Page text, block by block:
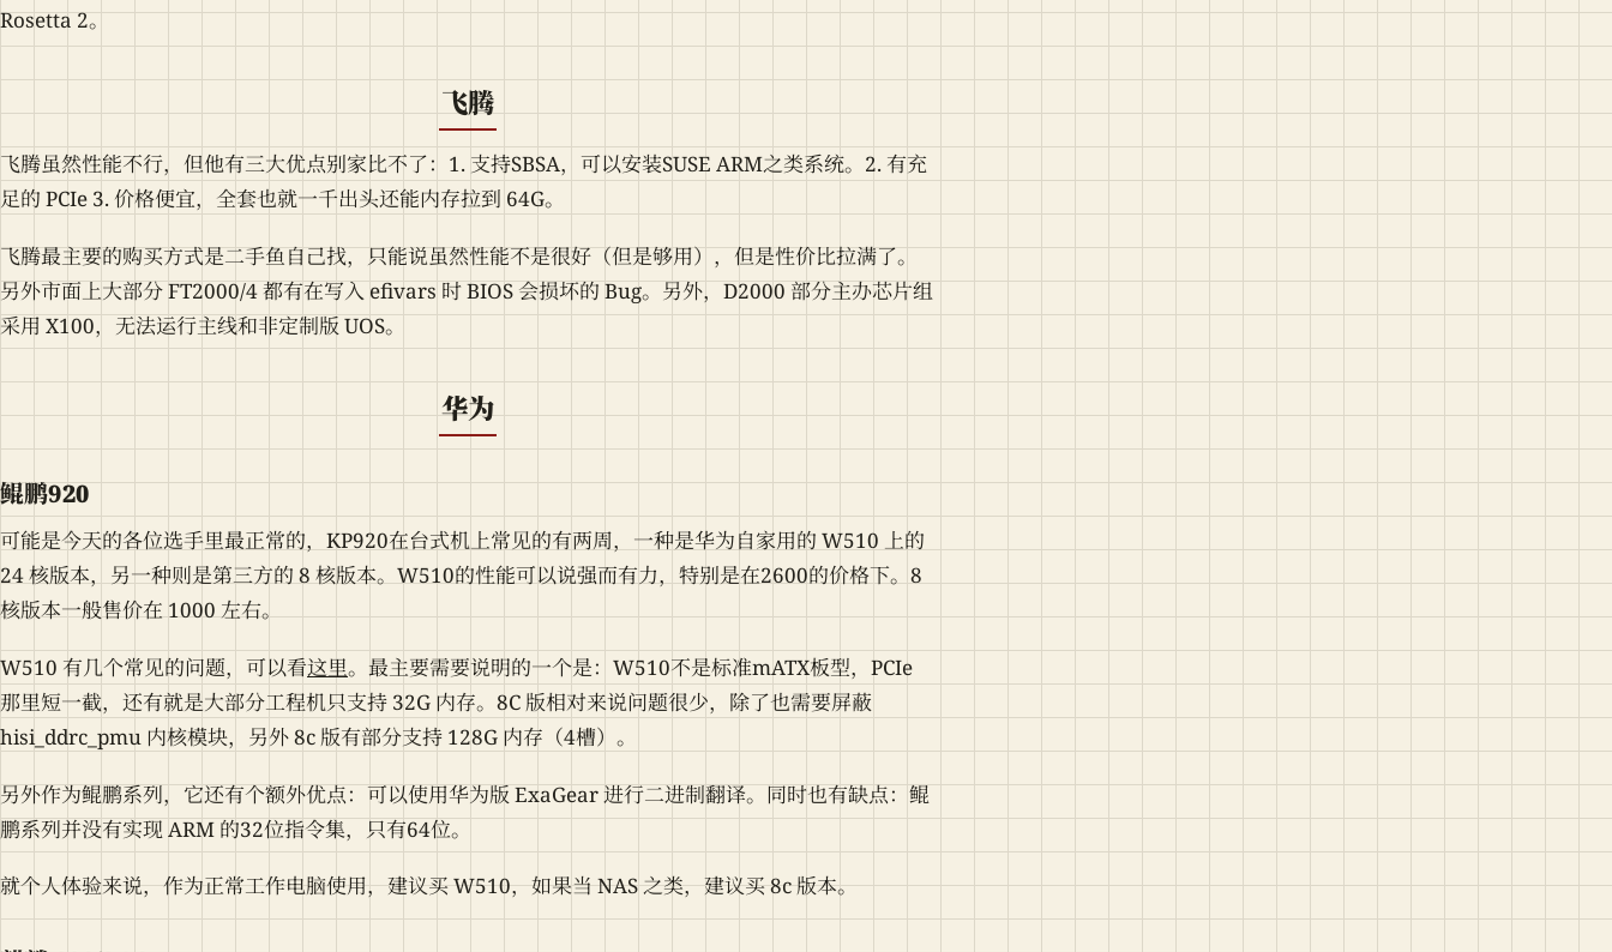
Rosetta 2。
飞腾
飞腾虽然性能不行，但他有三大优点别家比不了：1. 支持SBSA，可以安装SUSE ARM之类系统。2. 有充
足的 PCIe 3. 价格便宜，全套也就一千出头还能内存拉到 64G。
飞腾最主要的购买方式是二手鱼自己找，只能说虽然性能不是很好（但是够用），但是性价比拉满了。
另外市面上大部分 FT2000/4 都有在写入 efivars 时 BIOS 会损坏的 Bug。另外，D2000 部分主办芯片组
采用 X100，无法运行主线和非定制版 UOS。
华为
鲲鹏920
可能是今天的各位选手里最正常的，KP920在台式机上常见的有两周，一种是华为自家用的 W510 上的
24 核版本，另一种则是第三方的 8 核版本。W510的性能可以说强而有力，特别是在2600的价格下。8
核版本一般售价在 1000 左右。
W510 有几个常见的问题，可以看这里。最主要需要说明的一个是：W510不是标准mATX板型，PCIe
那里短一截，还有就是大部分工程机只支持 32G 内存。8C 版相对来说问题很少，除了也需要屏蔽
hisi_ddrc_pmu 内核模块，另外 8c 版有部分支持 128G 内存（4槽）。
另外作为鲲鹏系列，它还有个额外优点：可以使用华为版 ExaGear 进行二进制翻译。同时也有缺点：鲲
鹏系列并没有实现 ARM 的32位指令集，只有64位。
就个人体验来说，作为正常工作电脑使用，建议买 W510，如果当 NAS 之类，建议买 8c 版本。